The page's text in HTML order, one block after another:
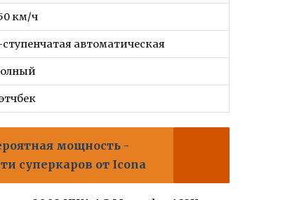
км/ч
ступенчатая автоматическая
мощность -
суперкаров от Icona